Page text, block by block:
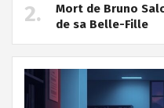
Mort de Bruno
de sa Belle-Fille